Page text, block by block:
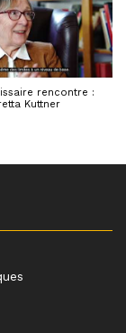
rencontre :
Kuttner